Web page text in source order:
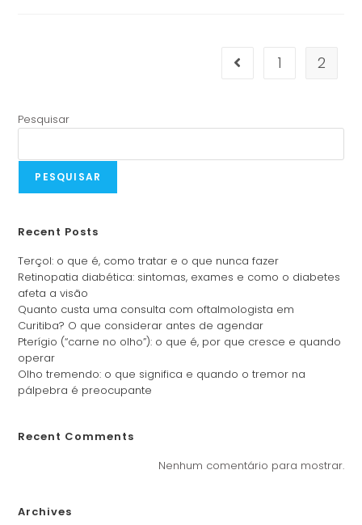
1 2
Pesquisar
PESQUISAR
Recent Posts
Terçol: o que é, como tratar e o que nunca fazer
Retinopatia diabética: sintomas, exames e como o diabetes
afeta a visão
Quanto custa uma consulta com oftalmologista em
Curitiba? O que considerar antes de agendar
Pterígio (“carne no olho”): o que é, por que cresce e quando
operar
Olho tremendo: o que significa e quando o tremor na
pálpebra é preocupante
Recent Comments
Nenhum comentário para mostrar.
Archives